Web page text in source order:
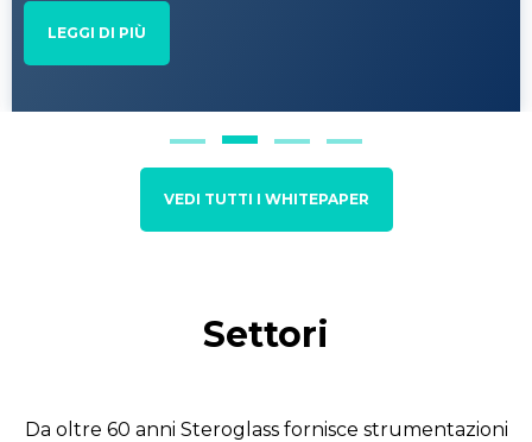
LEGGI DI PIÙ
VEDI TUTTI I WHITEPAPER
Settori
Da oltre 60 anni Steroglass fornisce strumentazioni